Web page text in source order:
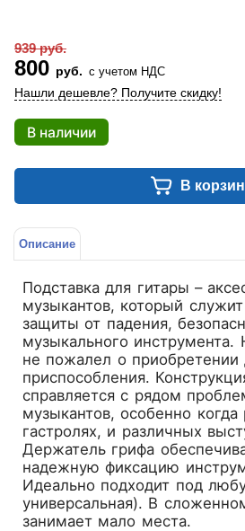
939 руб.
800 руб. с учетом НДС
Нашли дешевле? Получите скидку!
В наличии
В
Описание
Подставка для гитары –
музыкантов, который
защиты от падения,
музыкального инструмента.
не пожалел о приобретении
приспособления.
справляется с рядом
музыкантов, особенно
гастролях, и различных
Держатель грифа
надежную фиксацию
Идеально подходит под
универсальная). В
занимает мало места.